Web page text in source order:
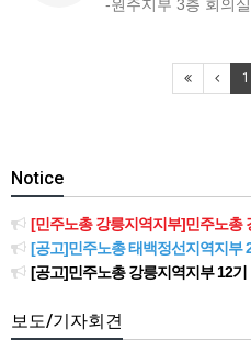
-원주지부 3층 회의
1
Notice
[민주노총 강릉지역지부]민주노총 강릉지
[공고]민주노총 태백정선지역지부
[공고]민주노총 강릉지역지부 12기
보도/기자회견